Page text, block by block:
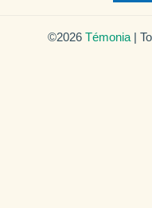
©2026 Témonia |